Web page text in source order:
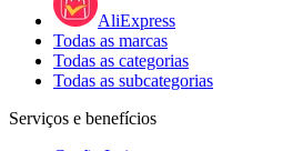
AliExpress
Todas as marcas
Todas as categorias
Todas as subcategorias
Serviços e benefícios